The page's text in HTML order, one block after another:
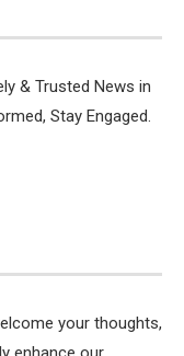
& Trusted News in
Stay Engaged.
your thoughts,